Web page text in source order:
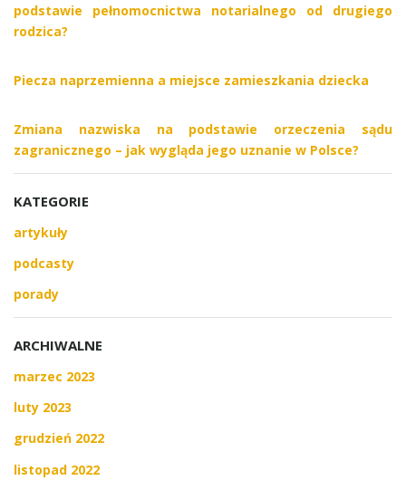
podstawie pełnomocnictwa notarialnego od drugiego
rodzica?
Piecza naprzemienna a miejsce zamieszkania dziecka
Zmiana nazwiska na podstawie orzeczenia sądu
zagranicznego – jak wygląda jego uznanie w Polsce?
KATEGORIE
artykuły
podcasty
porady
ARCHIWALNE
marzec 2023
luty 2023
grudzień 2022
listopad 2022